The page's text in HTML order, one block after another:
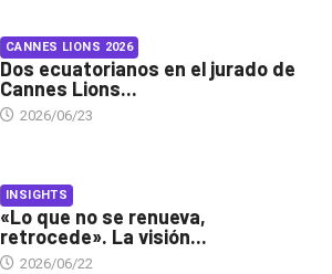
CANNES LIONS 2026
Dos ecuatorianos en el jurado de
Cannes Lions...
2026/06/23
INSIGHTS
«Lo que no se renueva,
retrocede». La visión...
2026/06/22